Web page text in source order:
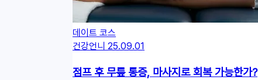
데이트 코스
건강언니 25.09.01
점프 후 무릎 통증, 마사지로 회복 가능한가?